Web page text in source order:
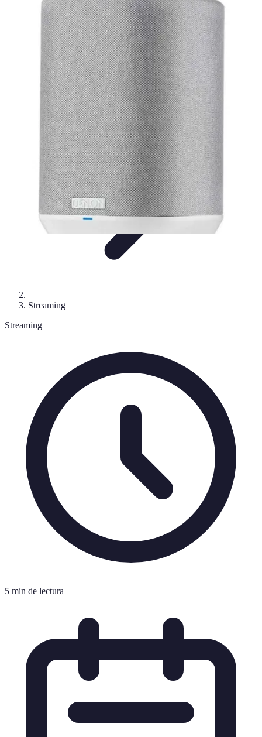
Entretenido Ya
Cine en CasaSonido y AudioTecnología de Entretenimiento
MultimediaPodcasts
Entretenido Ya
Streaming
Streaming
5 min de lectura